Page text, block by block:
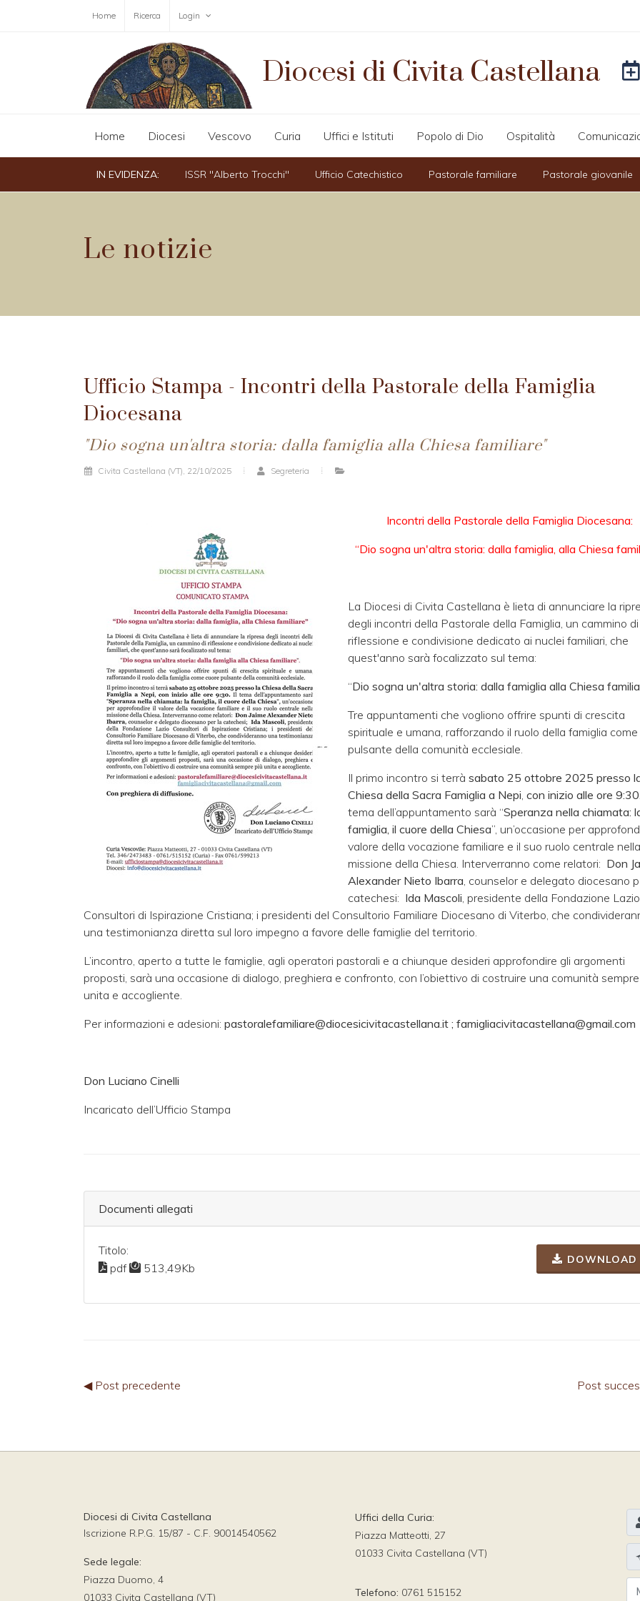
Home Ricerca Login
Diocesi di Civita Castellana
Home Diocesi Vescovo Curia Uffici e Istituti Popolo di Dio Ospitalità
IN EVIDENZA: ISSR "Alberto Trocchi" Ufficio Catechistico Pastorale familiare Pastorale giovanile
Le notizie
Ufficio Stampa - Incontri della Pastorale della Famiglia
Diocesana
"Dio sogna un'altra storia: dalla famiglia alla Chiesa familiare"
Civita Castellana (VT), 22/10/2025 Segreteria
Incontri della Pastorale della Famiglia Diocesana:
“Dio sogna un'altra storia: dalla famiglia, alla Chiesa
La Diocesi di Civita Castellana è lieta di annunciare la
degli incontri della Pastorale della Famiglia, un cammino di
riflessione e condivisione dedicato ai nuclei familiari, che
quest'anno sarà focalizzato sul tema:
“Dio sogna un'altra storia: dalla famiglia alla Chiesa
Tre appuntamenti che vogliono offrire spunti di crescita
spirituale e umana, rafforzando il ruolo della famiglia
pulsante della comunità ecclesiale.
Il primo incontro si terrà sabato 25 ottobre 2025 presso
Chiesa della Sacra Famiglia a Nepi, con inizio alle ore
tema dell’appuntamento sarà “Speranza nella chiamata:
famiglia, il cuore della Chiesa”, un’occasione per
valore della vocazione familiare e il suo ruolo centrale nella
missione della Chiesa. Interverranno come relatori: Don
Alexander Nieto Ibarra, counselor e delegato diocesano
catechesi: Ida Mascoli, presidente della Fondazione Lazio
Consultori di Ispirazione Cristiana; i presidenti del Consultorio Familiare Diocesano di Viterbo, che
una testimonianza diretta sul loro impegno a favore delle famiglie del territorio.
L’incontro, aperto a tutte le famiglie, agli operatori pastorali e a chiunque desideri approfondire gli argomenti
proposti, sarà una occasione di dialogo, preghiera e confronto, con l’obiettivo di costruire una comunità
unita e accogliente.
Per informazioni e adesioni: pastoralefamiliare@diocesicivitacastellana.it ; famigliacivitacastellana@gmail.com
Don Luciano Cinelli
Incaricato dell’Ufficio Stampa
Documenti allegati
Titolo:
pdf
513,49Kb
DOWNLOAD
◀ Post precedente Post
Diocesi di Civita Castellana
Iscrizione R.P.G. 15/87 - C.F. 90014540562
Sede legale:
Piazza Duomo, 4
01033 Civita Castellana (VT)
Uffici della Curia:
Piazza Matteotti, 27
01033 Civita Castellana (VT)
Telefono: 0761 515152